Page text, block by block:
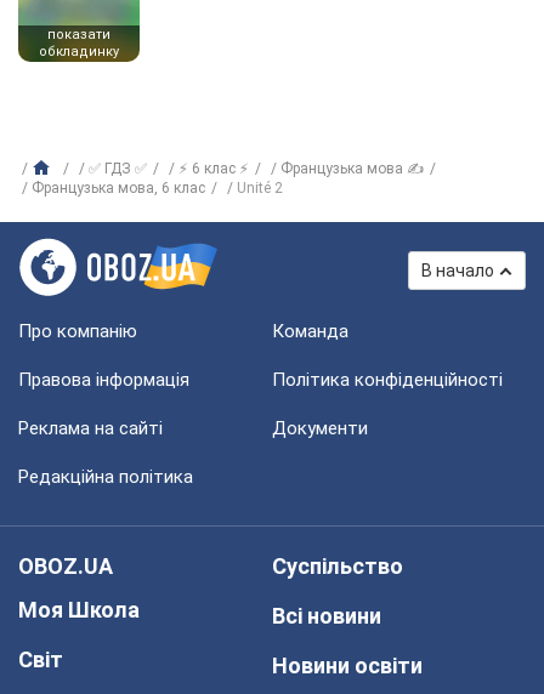
показати
обкладинку
✅ ГДЗ ✅ ⚡ 6 клас ⚡
Французька мова ✍
Французька мова, 6 клас
Unité 2
В начало
Про компанію Команда
Правова інформація Політика конфіденційності
Реклама на сайті Документи
Редакційна політика
OBOZ.UA
Моя Школа
Світ
Суспільство
Всі новини
Новини освіти